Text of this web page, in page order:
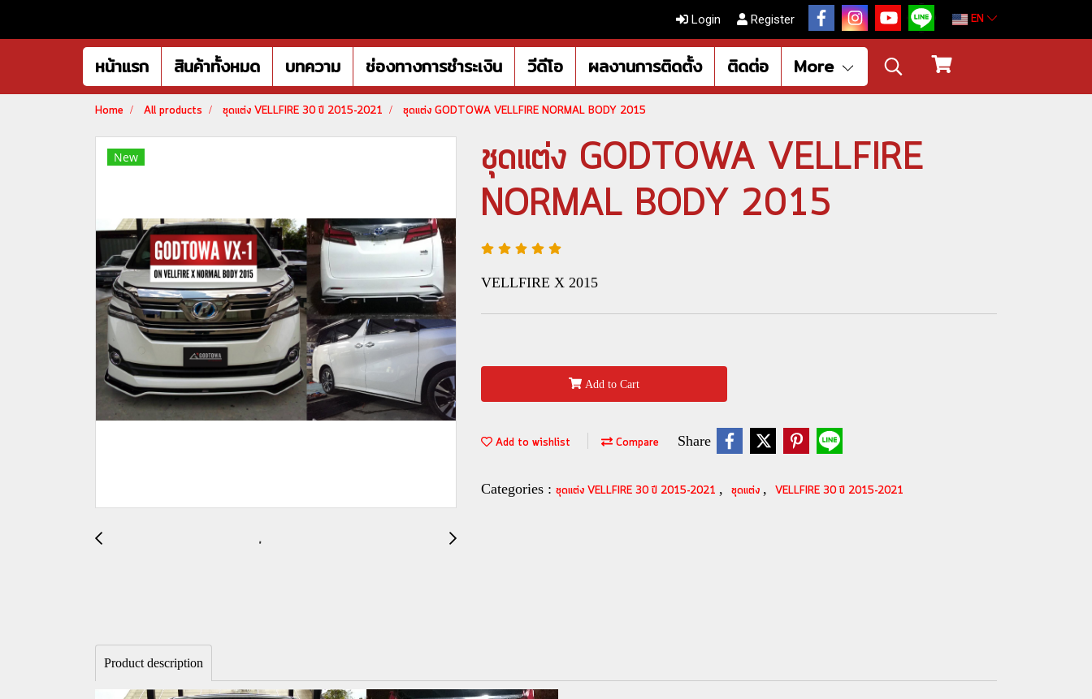
Login Register EN
หน้าแรก สินค้าทั้งหมด บทความ ช่องทางการชำระเงิน วีดีโอ ผลงานการติดตั้ง ติดต่อ More
Home All products ชุดแต่ง VELLFIRE 30 ปี 2015-2021 ชุดแต่ง GODTOWA VELLFIRE NORMAL BODY 2015
New
ชุดแต่ง GODTOWA VELLFIRE
NORMAL BODY 2015
VELLFIRE X 2015
Add to Cart
Add to wishlist Compare Share
Categories : ชุดแต่ง VELLFIRE 30 ปี 2015-2021 , ชุดแต่ง , VELLFIRE 30 ปี 2015-2021
Product description